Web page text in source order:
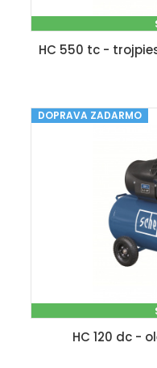
DOPRAVA ZADARMO
HC 120 dc -